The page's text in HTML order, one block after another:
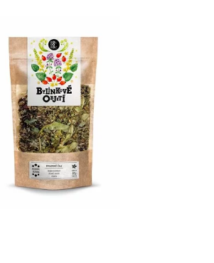
kukurično-ryžové cestoviny pre deti
ryžové cestoviny
strukovinové cestoviny
pre deti z tvrdej pšenice
cestoviny
cestoviny
bezvaječné cetoviny
cestoviny
cestoviny
sady Sonnentor
a s korením Sonnentor
Sonnentor
a korenené zmesi Sonnentor
Sonnentor
bez umelých aróm Sonnentor